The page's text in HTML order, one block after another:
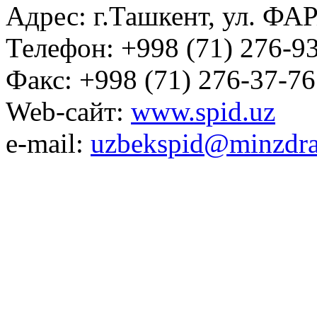
Адрес: г.Ташкент, ул.
Телефон: +998 (71) 276-
Факс: +998 (71) 276-37-76
Web-сайт: www.spid.uz
e-mail: